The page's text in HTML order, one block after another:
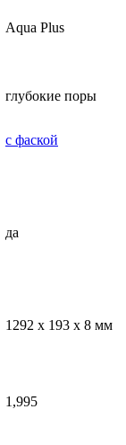
Aqua Plus
глубокие поры
с фаской
да
1292 х 193 х 8 мм
1,995